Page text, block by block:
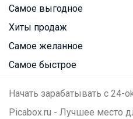
Самое выгодное
Хиты продаж
Самое желанное
Самое быстрое
Начать зарабатывать с 24-
Picabox.ru - Лучшее место